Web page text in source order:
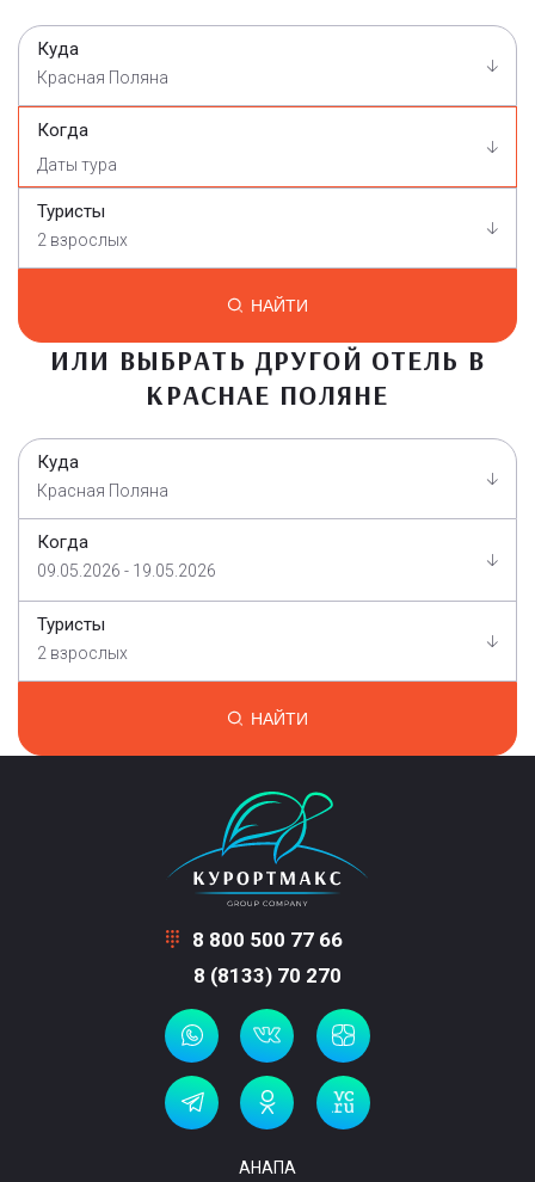
Куда
Красная Поляна
Когда
Туристы
2 взрослых
НАЙТИ
ИЛИ ВЫБРАТЬ ДРУГОЙ ОТЕЛЬ В
КРАСНАЕ ПОЛЯНЕ
Куда
Красная Поляна
Когда
09.05.2026 - 19.05.2026
Туристы
2 взрослых
НАЙТИ
8 800 500 77 66
8 (8133) 70 270
АНАПА